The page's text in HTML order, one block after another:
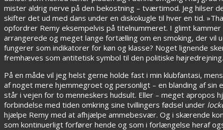
mister aldrig nerve på den bekostning – tværtimod. Jeg hilser
skifter det ud med dans under en diskokugle til hver en tid.
opfordrer Remy eksempelvis på titelnummeret. I glimt
arrangerede og meget lange fortælling om en smoking, der vil
fungerer som indikatorer for køn og klasse? Noget lignende
fremhæves som antitetisk symbol til den politiske
På en måde vil jeg helst gerne holde fast i min klubfantasi,
af noget mere hjemmegroet og personligt – en blanding af sin
står i vejen for to menneskers hudsult. Eller – meget apropos
forbindelse med tiden omkring sine tvillingers fødsel under
hjælpe Remy med at afhjælpe ammebesvær. Og i skærende
som kontinuerligt forfører hende og som i forlængelse heraf